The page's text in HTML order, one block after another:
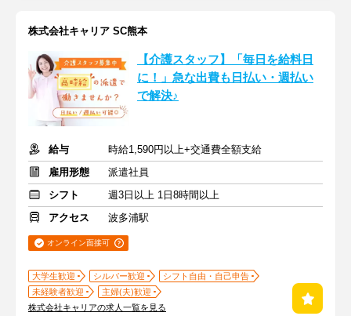
株式会社キャリア SC熊本
【介護スタッフ】「毎日を給料日
に！」急な出費も日払い・週払い
で解決♪
給与
時給1,590円以上+交通費全額支給
雇用形態
派遣社員
シフト
週3日以上 1日8時間以上
アクセス
波多浦駅
オンライン面接可
大学生歓迎 シルバー歓迎
シフト自由・自己申告
未経験者歓迎
主婦(夫)歓迎
株式会社キャリアの求人一覧を見る